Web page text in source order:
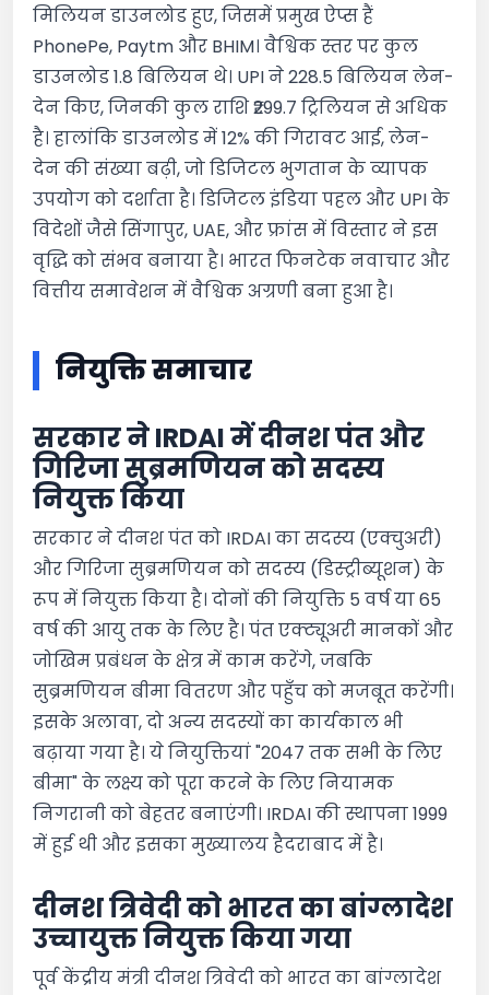
मिलियन डाउनलोड हुए, जिसमें प्रमुख ऐप्स हैं
PhonePe, Paytm और BHIM। वैश्विक स्तर पर कुल
डाउनलोड 1.8 बिलियन थे। UPI ने 228.5 बिलियन लेन-
देन किए, जिनकी कुल राशि ₹299.7 ट्रिलियन से अधिक
है। हालांकि डाउनलोड में 12% की गिरावट आई, लेन-
देन की संख्या बढ़ी, जो डिजिटल भुगतान के व्यापक
उपयोग को दर्शाता है। डिजिटल इंडिया पहल और UPI के
विदेशों जैसे सिंगापुर, UAE, और फ्रांस में विस्तार ने इस
वृद्धि को संभव बनाया है। भारत फिनटेक नवाचार और
वित्तीय समावेशन में वैश्विक अग्रणी बना हुआ है।
नियुक्ति समाचार
सरकार ने IRDAI में दीनश पंत और
गिरिजा सुब्रमणियन को सदस्य
नियुक्त किया
सरकार ने दीनश पंत को IRDAI का सदस्य (एक्चुअरी)
और गिरिजा सुब्रमणियन को सदस्य (डिस्ट्रीब्यूशन) के
रूप में नियुक्त किया है। दोनों की नियुक्ति 5 वर्ष या 65
वर्ष की आयु तक के लिए है। पंत एक्ट्यूअरी मानकों और
जोखिम प्रबंधन के क्षेत्र में काम करेंगे, जबकि
सुब्रमणियन बीमा वितरण और पहुँच को मजबूत करेंगी।
इसके अलावा, दो अन्य सदस्यों का कार्यकाल भी
बढ़ाया गया है। ये नियुक्तियां "2047 तक सभी के लिए
बीमा" के लक्ष्य को पूरा करने के लिए नियामक
निगरानी को बेहतर बनाएंगी। IRDAI की स्थापना 1999
में हुई थी और इसका मुख्यालय हैदराबाद में है।
दीनश त्रिवेदी को भारत का बांग्लादेश
उच्चायुक्त नियुक्त किया गया
पूर्व केंद्रीय मंत्री दीनश त्रिवेदी को भारत का बांग्लादेश